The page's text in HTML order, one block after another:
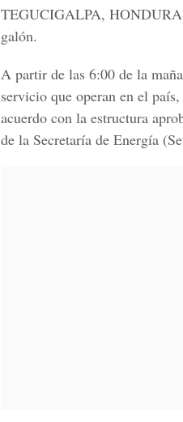
TEGUCIGALPA,
galón.
A partir de las 6:00 de la
servicio que operan en el
acuerdo con la estructura
de la Secretaría de Energía